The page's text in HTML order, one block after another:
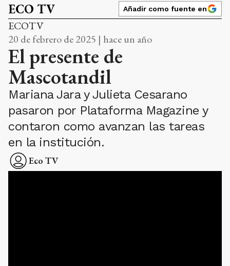
ECO TV Añadir como fuente en
ECOTV
20 de febrero de 2025 | hace un año
El presente de
Mascotandil
Mariana Jara y Julieta Cesarano
pasaron por Plataforma Magazine y
contaron como avanzan las tareas
en la institución.
Eco TV